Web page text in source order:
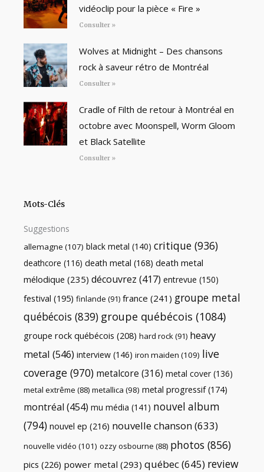
vidéoclip pour la pièce « Fire »
Consulter »
Wolves at Midnight – Des chansons
rock à saveur rétro de Montréal
Consulter »
Cradle of Filth de retour à Montréal en
octobre avec Moonspell, Worm Gloom
et Black Satellite
Consulter »
Mots-Clés
Suggestions
allemagne (107) black metal (140) critique (936)
deathcore (116) death metal (168) death metal
mélodique (235) découvrez (417) entrevue (150)
festival (195) finlande (91) france (241) groupe metal
québécois (839) groupe québécois (1084)
groupe rock québécois (208) hard rock(91) heavy
metal (546) interview (146) iron maiden (109) live
coverage (970) metalcore (316) metal cover (136)
metal extrême (88) metallica (98) metal progressif(174)
montréal (454) mu média (141) nouvel album
(794) nouvel ep (216) nouvelle chanson(633)
nouvelle vidéo (101) ozzy osbourne (88) photos (856)
pics (226) power metal (293) québec(645) review